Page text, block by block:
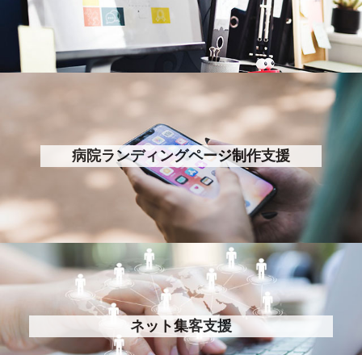
病院ランディングページ制作支援
ネット集客支援